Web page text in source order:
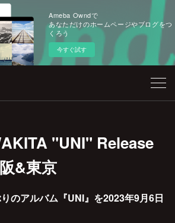
Ameba Owndで
あなただけのホームページやブログをつ
くろう
今すぐ試す
"UNI" Release
&東京
のアルバム『UNI』を2023年9月6日